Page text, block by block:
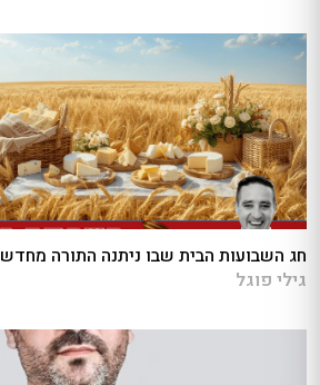
חג השבועות הבית שבו ניתנה התורה מחדש
גילי פוגל